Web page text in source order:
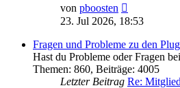
von pboosten
Beitrag
23. Jul 2026, 18:53
Fragen und Probleme zu den
Hast du Probleme oder Fragen
Themen: 860, Beiträge: 4005
Letzter Beitrag Re: